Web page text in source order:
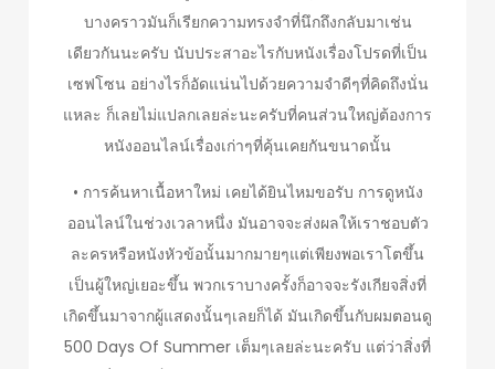
บางคราวมันก็เรียกความทรงจำที่นึกถึงกลับมาเช่น
เดียวกันนะครับ นับประสาอะไรกับหนังเรื่องโปรดที่เป็น
เซฟโซน อย่างไรก็อัดแน่นไปด้วยความจำดีๆที่คิดถึงนั่น
แหละ ก็เลยไม่แปลกเลยล่ะนะครับที่คนส่วนใหญ่ต้องการ
หนังออนไลน์เรื่องเก่าๆที่คุ้นเคยกันขนาดนั้น
• การค้นหาเนื้อหาใหม่ เคยได้ยินไหมขอรับ การดูหนัง
ออนไลน์ในช่วงเวลาหนึ่ง มันอาจจะส่งผลให้เราชอบตัว
ละครหรือหนังหัวข้อนั้นมากมายๆแต่เพียงพอเราโตขึ้น
เป็นผู้ใหญ่เยอะขึ้น พวกเราบางครั้งก็อาจจะรังเกียจสิ่งที่
เกิดขึ้นมาจากผู้แสดงนั้นๆเลยก็ได้ มันเกิดขึ้นกับผมตอนดู
500 Days Of Summer เต็มๆเลยล่ะนะครับ แต่ว่าสิ่งที่